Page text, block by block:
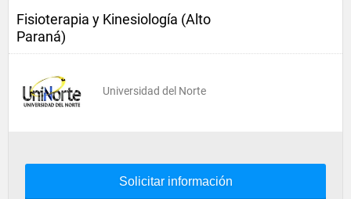
Fisioterapia y Kinesiología (Alto
Paraná)
Universidad del Norte
Solicitar información